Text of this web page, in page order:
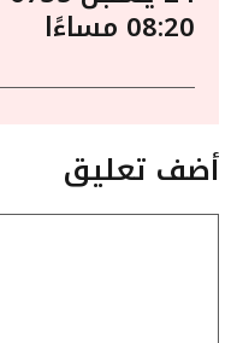
08:20 مساءًا
أضف تعليق